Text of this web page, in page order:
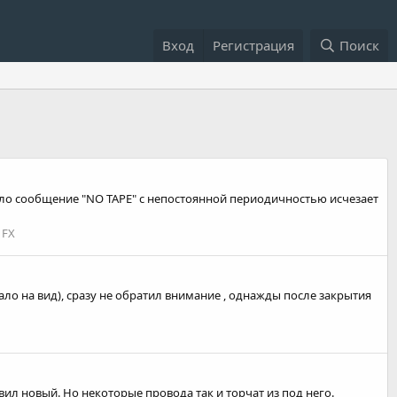
Вход Регистрация Поиск
"NO TAPE" с непостоянной периодичностью исчезает
на вид), сразу не обратил внимание , однажды после закрытия
новый. Но некоторые провода так и торчат из под него.